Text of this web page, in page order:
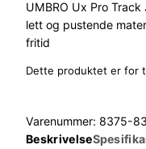
UMBRO Ux Pro
lett og pustende
fritid
Dette produktet er for
Varenummer: 8375-
Beskrivelse